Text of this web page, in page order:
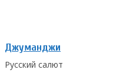
Джуманджи
Русский салют